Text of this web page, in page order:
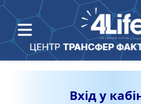
Вхід у